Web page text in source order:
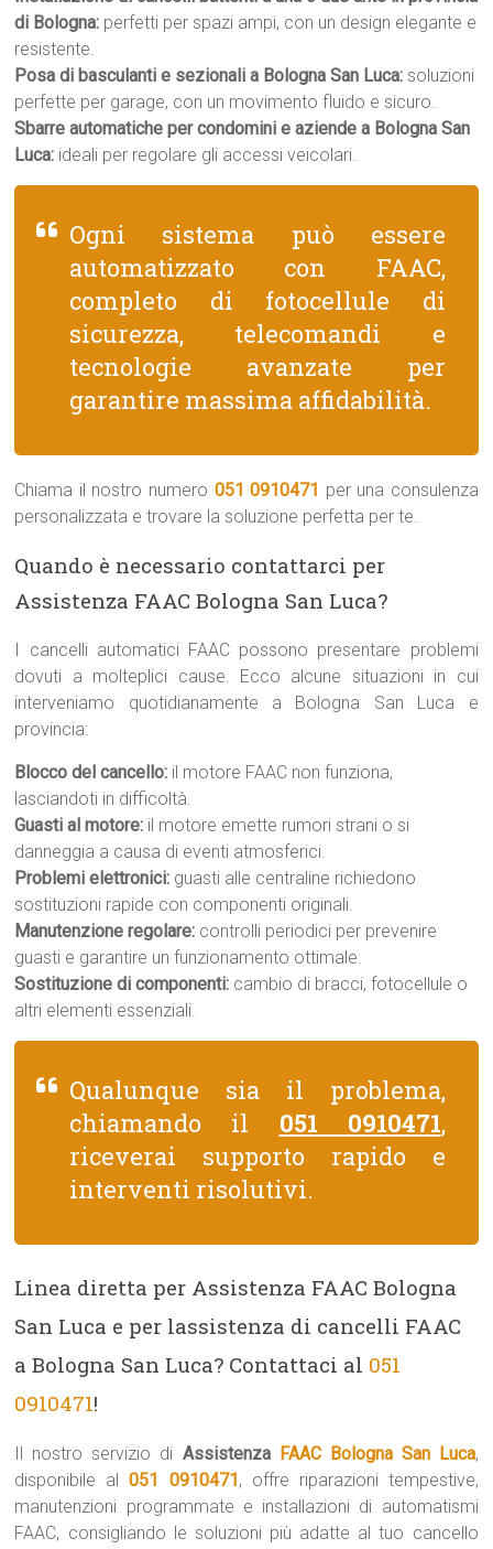
di Bologna: perfetti per spazi ampi, con un design elegante e
resistente.
Posa di basculanti e sezionali a Bologna San Luca: soluzioni
perfette per garage, con un movimento fluido e sicuro.
Sbarre automatiche per condomini e aziende a Bologna San
Luca: ideali per regolare gli accessi veicolari.
Ogni sistema può essere
automatizzato con FAAC,
completo di fotocellule di
sicurezza, telecomandi e
tecnologie avanzate per
garantire massima affidabilità.
Chiama il nostro numero 051 0910471 per una consulenza
personalizzata e trovare la soluzione perfetta per te.
Quando è necessario contattarci per
Assistenza FAAC Bologna San Luca?
I cancelli automatici FAAC possono presentare problemi
dovuti a molteplici cause. Ecco alcune situazioni in cui
interveniamo quotidianamente a Bologna San Luca e
provincia:
Blocco del cancello: il motore FAAC non funziona,
lasciandoti in difficoltà.
Guasti al motore: il motore emette rumori strani o si
danneggia a causa di eventi atmosferici.
Problemi elettronici: guasti alle centraline richiedono
sostituzioni rapide con componenti originali.
Manutenzione regolare: controlli periodici per prevenire
guasti e garantire un funzionamento ottimale.
Sostituzione di componenti: cambio di bracci, fotocellule o
altri elementi essenziali.
Qualunque sia il problema,
chiamando il 051 0910471,
riceverai supporto rapido e
interventi risolutivi.
Linea diretta per Assistenza FAAC Bologna
San Luca e per lassistenza di cancelli FAAC
a Bologna San Luca? Contattaci al 051
0910471!
Il nostro servizio di Assistenza FAAC Bologna San Luca,
disponibile al051 0910471, offre riparazioni tempestive,
manutenzioni programmate e installazioni di automatismi
FAAC, consigliando le soluzioni più adatte al tuo cancello